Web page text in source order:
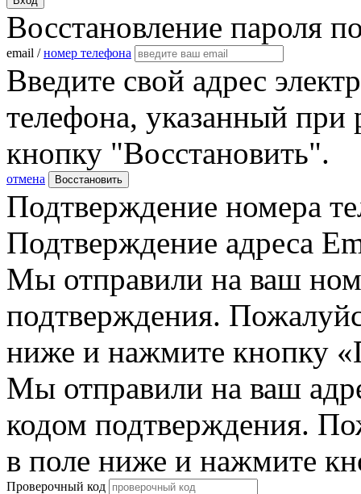
Восстановление пароля
email /номер телефона
Введите свой адрес
телефона, указанный при
кнопку "Восстановить".
отмена Восстановить
Подтверждение номера
Подтверждение адреса
Мы отправили на ваш
подтверждения.
ниже и нажмите кнопку
Мы отправили на ваш
кодом подтверждения.
в поле ниже и нажмите
Проверочный код